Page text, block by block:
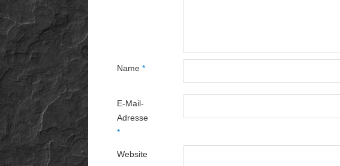
Name *
E-Mail-
Adresse
*
Website